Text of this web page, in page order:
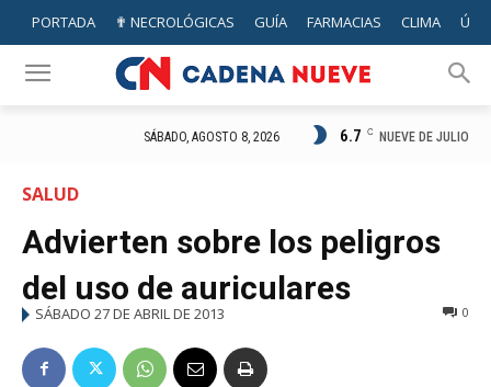
PORTADA ✟ NECROLÓGICAS GUÍA FARMACIAS CLIMA
SÁBADO, AGOSTO 8, 2026 6.7 C NUEVE DE JULIO
SALUD
Advierten sobre los peligros
del uso de auriculares
SÁBADO 27 DE ABRIL DE 2013 0